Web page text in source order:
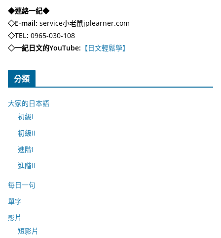
◆連絡一紀◆
◇E-mail: service小老鼠jplearner.com
◇TEL: 0965-030-108
◇一紀日文的YouTube: 【日文輕鬆學】
分類
大家的日本語
初級I
初級II
進階I
進階II
每日一句
單字
影片
短影片